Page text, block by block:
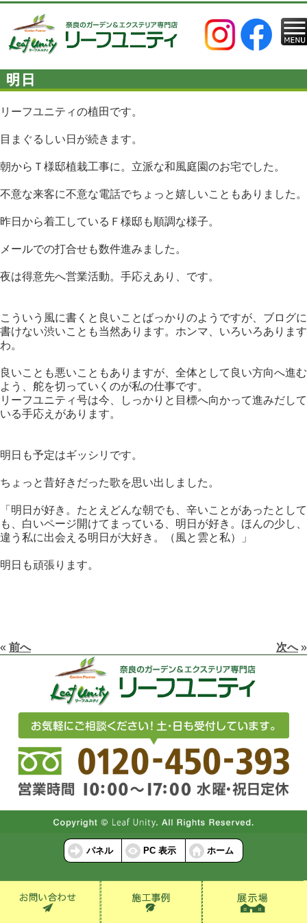
明日
リーフユニティの植田です。
目まぐるしい日が続きます。
朝からＴ様邸植栽工事に。立派な和風庭園のお宅でした。
不意な来客に不意な電話でちょっと嬉しいこともありました。
昨日から着工しているＦ様邸も順調な様子。
メールでの打合せも数件進みました。
夜は得意先へ営業活動。手応えあり、です。
こういう風に書くと良いことばっかりのようですが、ブログに
書けない渋いことも当然あります。ホンマ、いろいろあります
わ。
良いことも悪いこともありますが、全体として良い方向へ進む
よう、舵を切っていくのが私の仕事です。
リーフユニティ号は今、しっかりと目標へ向かって進みだして
いる手応えがあります。
明日も予定はギッシリです。
ちょっと昔好きだった歌を思い出しました。
「明日が好き。たとえどんな朝でも、辛いことがあったとして
も、白いページ開けてまっている、明日が好き。ほんの少し、
違う私に出会える明日が大好き。（風と雲と私）」
明日も頑張ります。
« 前へ 次へ»
パネル PC 表示 ホーム